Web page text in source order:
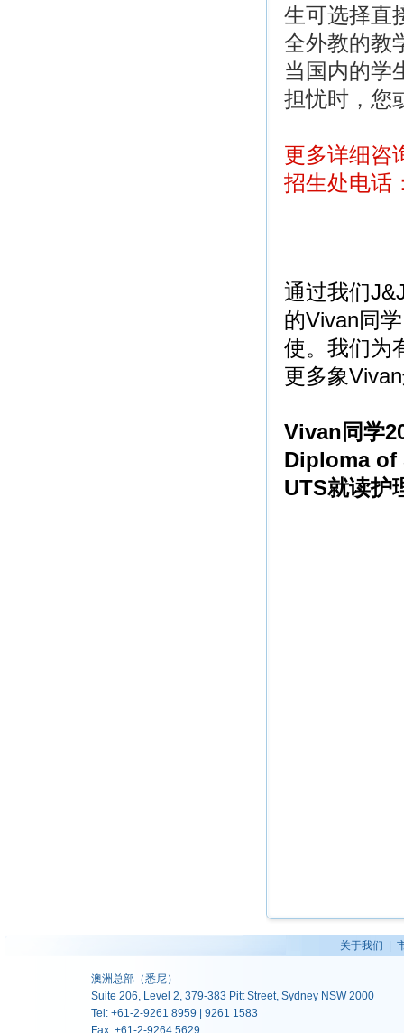
生可选择直
全外教的教
当国内的学
担忧时，您
更多详细咨
招生处电话
通过我们
的Vivan同
使。我们为
更多象
Vivan同学
Diploma of
UTS就读护
关于我们
澳洲总部（悉尼）
Suite 206, Level 2, 379-383 Pitt Street, Sydney NSW 2000
Tel: +61-2-9261 8959 | 9261 1583
Fax: +61-2-9264 5629